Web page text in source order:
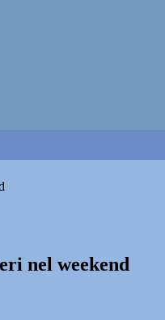
nel weekend